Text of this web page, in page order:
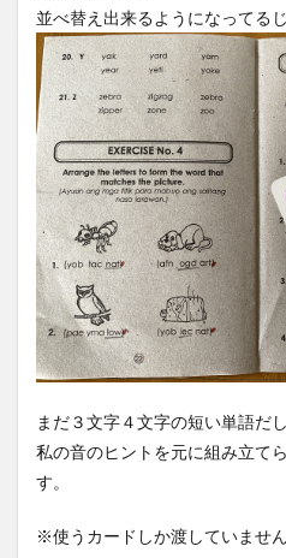
並べ替え出来るようになってるじ
まだ３文字４文字の短い単語だ
私の音のヒントを元に組み立て
す。
※使うカードしか渡していません